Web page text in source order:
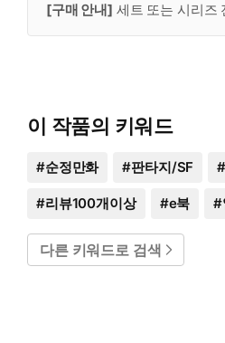
[구매 안내] 세트 또는 시리즈
이 작품의 키워드
#순정만화 #판타지/SF #
#리뷰100개이상 #e북 #
다른 키워드로 검색